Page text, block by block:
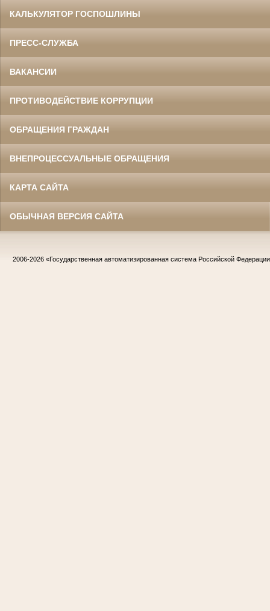
КАЛЬКУЛЯТОР ГОСПОШЛИНЫ
ПРЕСС-СЛУЖБА
ВАКАНСИИ
ПРОТИВОДЕЙСТВИЕ КОРРУПЦИИ
ОБРАЩЕНИЯ ГРАЖДАН
ВНЕПРОЦЕССУАЛЬНЫЕ ОБРАЩЕНИЯ
КАРТА САЙТА
ОБЫЧНАЯ ВЕРСИЯ САЙТА
2006-2026 «Государственная автоматизированная система Российской